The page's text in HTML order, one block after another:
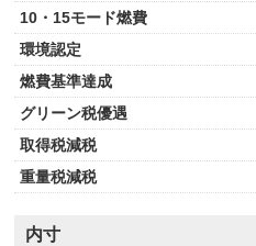
10・15モード燃費
環境認定
燃費基準達成
グリーン税優遇
取得税減税
重量税減税
内寸